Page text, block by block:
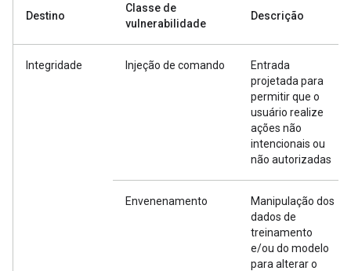
Destino
Classe de
vulnerabilidade
Descrição
Integridade Injeção de comando
Entrada
projetada para
permitir que o
usuário realize
ações não
intencionais ou
não autorizadas
Envenenamento
Manipulação dos
dados de
treinamento
e/ou do modelo
para alterar o